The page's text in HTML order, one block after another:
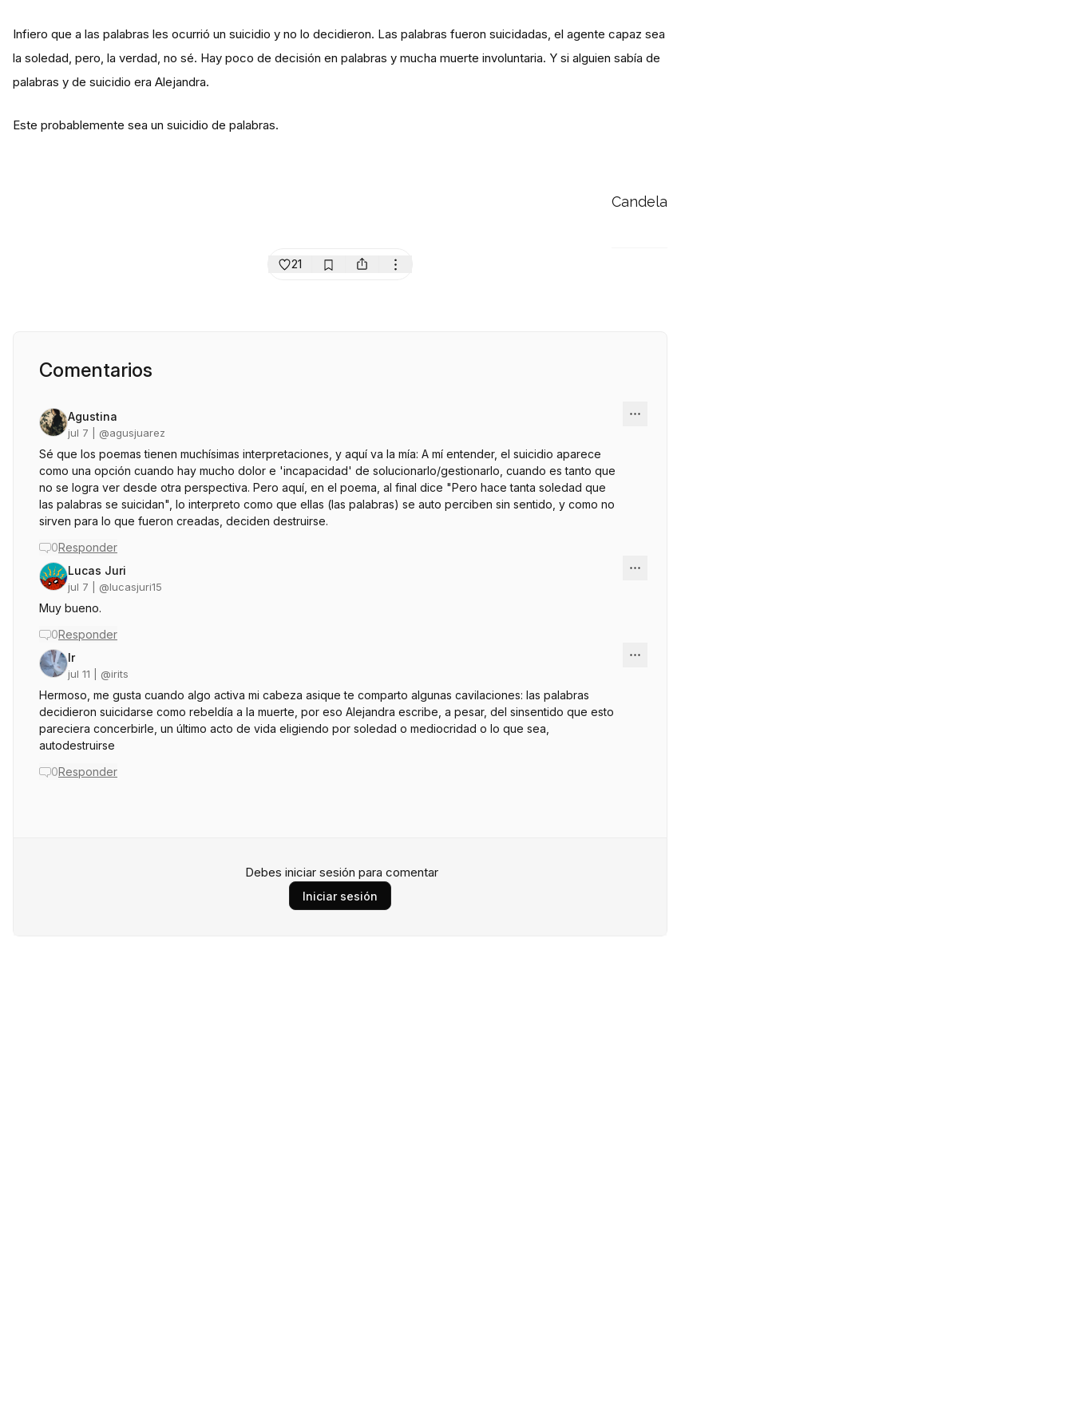
Infiero que a las palabras les ocurrió un suicidio y no lo decidieron. Las palabras fueron suicidadas, el agente capaz sea
la soledad, pero, la verdad, no sé. Hay poco de decisión en palabras y mucha muerte involuntaria. Y si alguien sabía de
palabras y de suicidio era Alejandra.
Este probablemente sea un suicidio de palabras.
Candela
21
Comentarios
Agustina
jul 7 | @agusjuarez
Sé que los poemas tienen muchísimas interpretaciones, y aquí va la mía: A mí entender, el suicidio aparece
como una opción cuando hay mucho dolor e 'incapacidad' de solucionarlo/gestionarlo, cuando es tanto que
no se logra ver desde otra perspectiva. Pero aquí, en el poema, al final dice "Pero hace tanta soledad que
las palabras se suicidan", lo interpreto como que ellas (las palabras) se auto perciben sin sentido, y como no
sirven para lo que fueron creadas, deciden destruirse.
0Responder
Lucas Juri
jul 7 | @lucasjuri15
Muy bueno.
0Responder
Ir
jul 11 | @irits
Hermoso, me gusta cuando algo activa mi cabeza asique te comparto algunas cavilaciones: las palabras
decidieron suicidarse como rebeldía a la muerte, por eso Alejandra escribe, a pesar, del sinsentido que esto
pareciera concerbirle, un último acto de vida eligiendo por soledad o mediocridad o lo que sea,
autodestruirse
0Responder
Debes iniciar sesión para comentar
Iniciar sesión